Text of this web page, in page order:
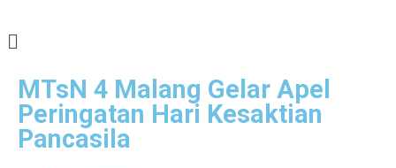
MTsN 4 Malang Gelar Apel
Peringatan Hari Kesaktian
Pancasila